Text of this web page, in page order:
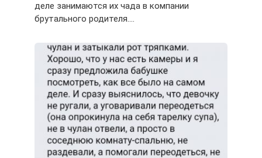
деле занимаются их чада в компании
брутального родителя….